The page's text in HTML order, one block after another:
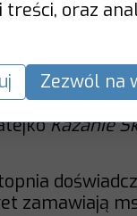
Simmlera
Kazanie
zamawiają
treści, oraz
Zezwól na